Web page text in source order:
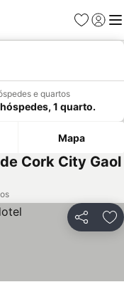
Favoritos
Iniciar
e quartos
1 quarto.
Mapa
Cork City Gaol
Partilhar